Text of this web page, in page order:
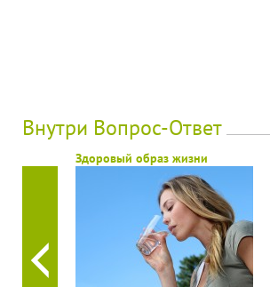
Внутри Вопрос-Ответ
Здоровый образ жизни